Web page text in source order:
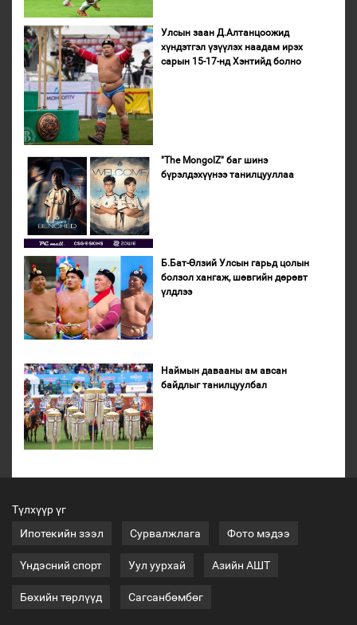
Улсын заан Д.Алтанцоожид
хүндэтгэл үзүүлэх наадам ирэх
сарын 15-17-нд Хэнтийд болно
"The MongolZ" баг шинэ
бүрэлдэхүүнээ танилцууллаа
Б.Бат-Өлзий Улсын гарьд цолын
болзол хангаж, шөвгийн дөрөвт
үлдлээ
Наймын давааны ам авсан
байдлыг танилцуулбал
Түлхүүр үг
Ипотекийн зээл
Сурвалжлага Фото мэдээ
Үндэсний спорт Уул уурхай Азийн АШТ
Бөхийн төрлүүд Сагсанбөмбөг